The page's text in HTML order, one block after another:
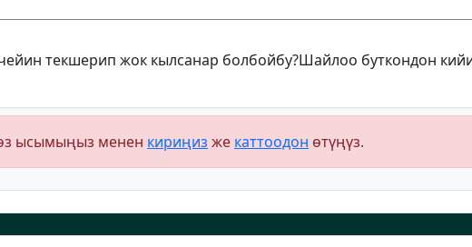
текшерип жок кылсанар болбойбу?Шайлоо буткондон
ысымыңыз менен кириңиз же каттоодон өтүңүз.